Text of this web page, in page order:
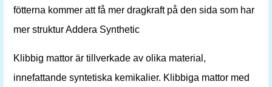
fötterna kommer att få mer dragkraft på den sida som har
mer struktur Addera Synthetic
Klibbig mattor är tillverkade av olika material,
innefattande syntetiska kemikalier. Klibbiga mattor med